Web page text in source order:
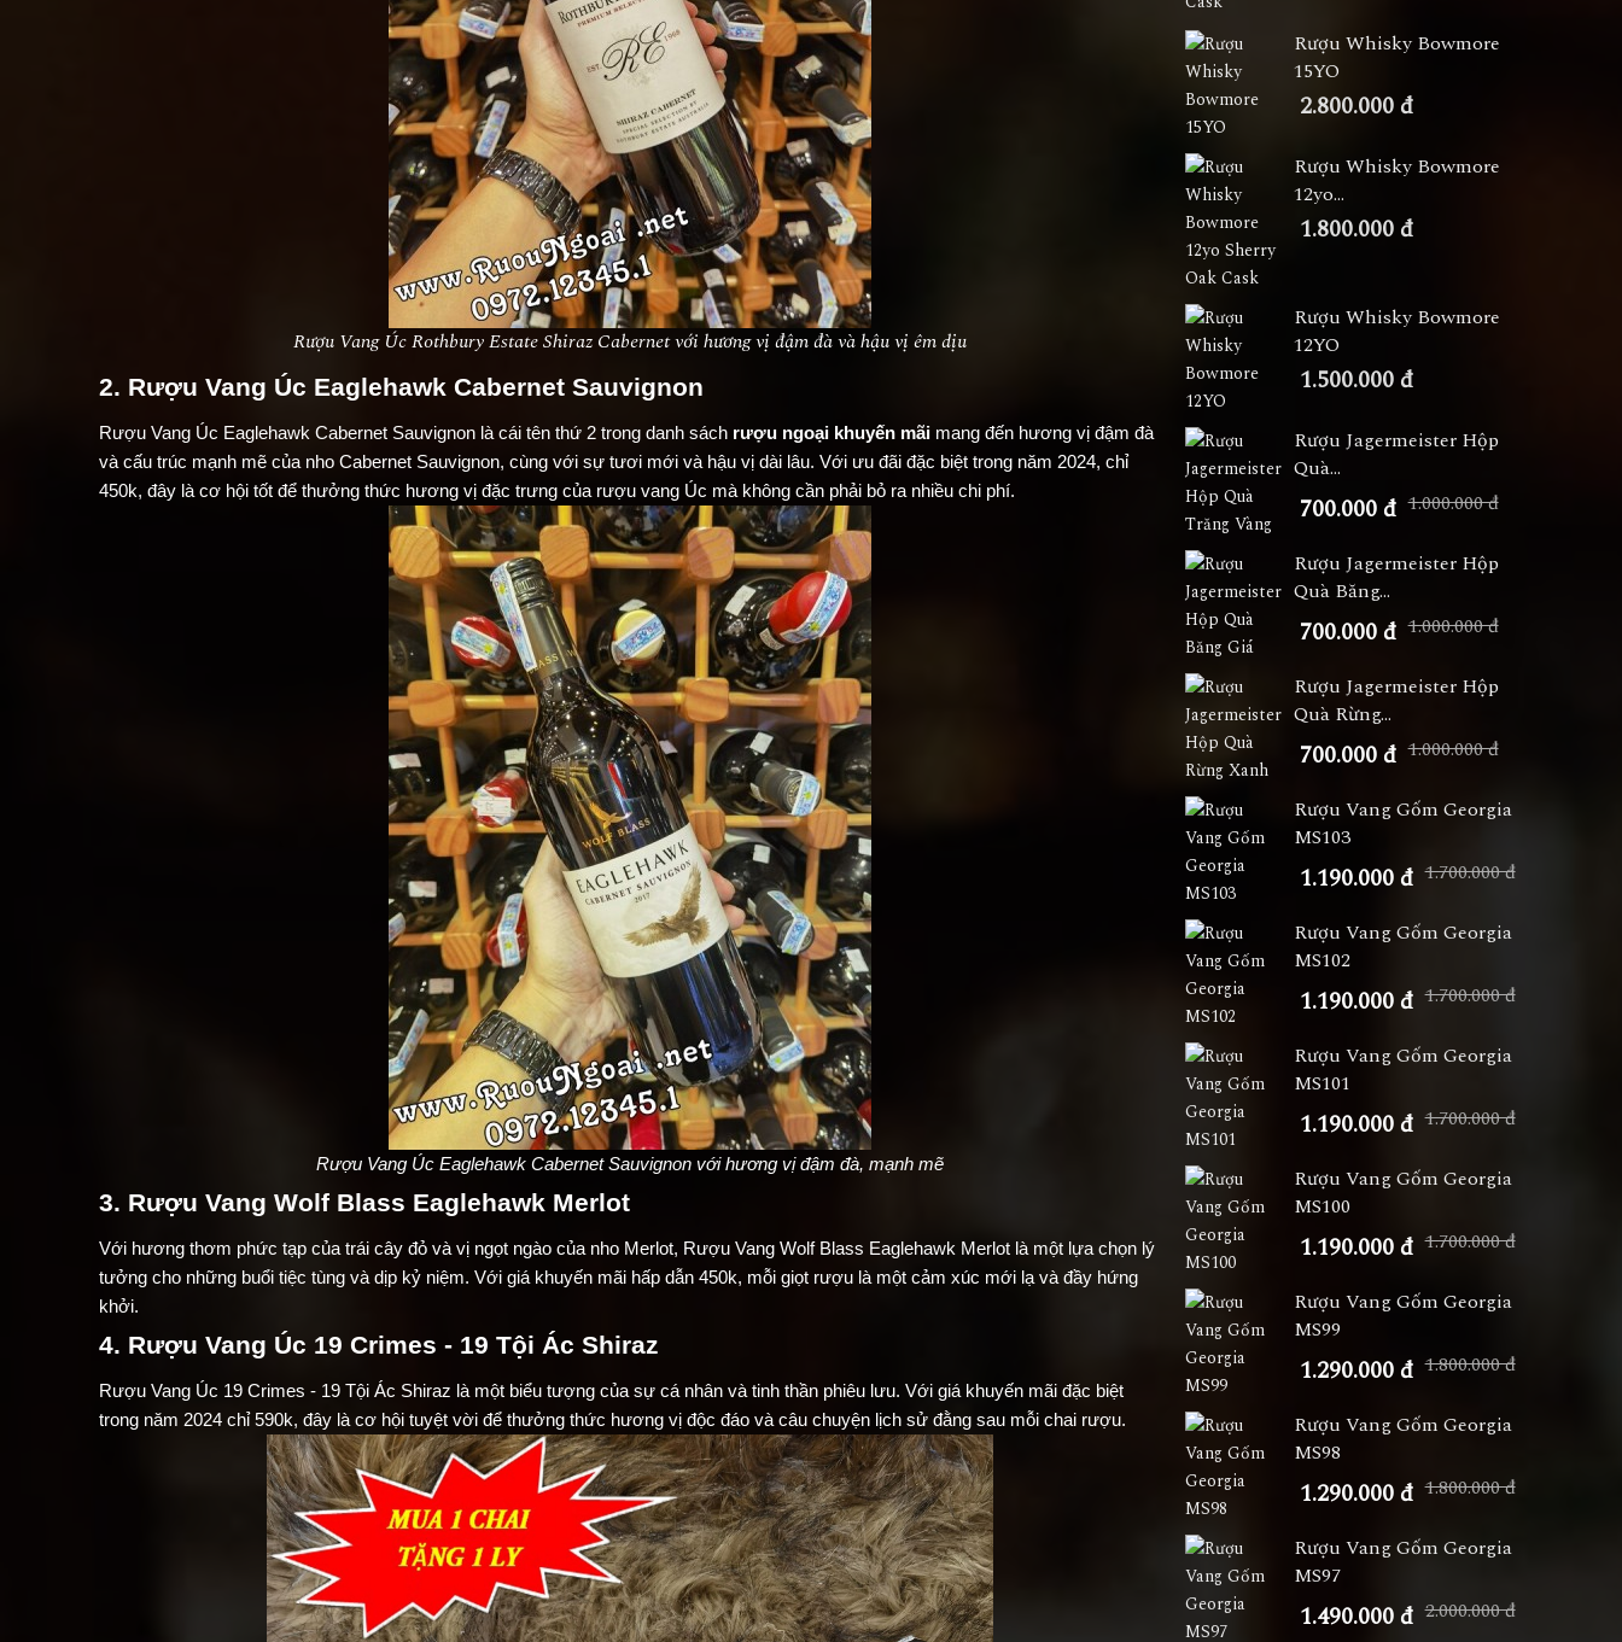
Rượu Vang Úc Rothbury Estate Shiraz Cabernet với hương vị đậm đà và hậu vị êm dịu
2. Rượu Vang Úc Eaglehawk Cabernet Sauvignon
Rượu Vang Úc Eaglehawk Cabernet Sauvignon là cái tên thứ 2 trong danh sách rượu ngoại khuyến mãi mang đến hương vị đậm đà
và cấu trúc mạnh mẽ của nho Cabernet Sauvignon, cùng với sự tươi mới và hậu vị dài lâu. Với ưu đãi đặc biệt trong năm 2024, chỉ
450k, đây là cơ hội tốt để thưởng thức hương vị đặc trưng của rượu vang Úc mà không cần phải bỏ ra nhiều chi phí.
Rượu Vang Úc Eaglehawk Cabernet Sauvignon với hương vị đậm đà, mạnh mẽ
3. Rượu Vang Wolf Blass Eaglehawk Merlot
Với hương thơm phức tạp của trái cây đỏ và vị ngọt ngào của nho Merlot, Rượu Vang Wolf Blass Eaglehawk Merlot là một lựa chọn lý
tưởng cho những buổi tiệc tùng và dịp kỷ niệm. Với giá khuyến mãi hấp dẫn 450k, mỗi giọt rượu là một cảm xúc mới lạ và đầy hứng
khởi.
4. Rượu Vang Úc 19 Crimes - 19 Tội Ác Shiraz
Rượu Vang Úc 19 Crimes - 19 Tội Ác Shiraz là một biểu tượng của sự cá nhân và tinh thần phiêu lưu. Với giá khuyến mãi đặc biệt
trong năm 2024 chỉ 590k, đây là cơ hội tuyệt vời để thưởng thức hương vị độc đáo và câu chuyện lịch sử đằng sau mỗi chai rượu.
Rượu Whisky Bowmore
15YO
2.800.000 đ
Rượu Whisky Bowmore
12yo...
1.800.000 đ
Rượu Whisky Bowmore
12YO
1.500.000 đ
Rượu Jagermeister Hộp
Quà...
700.000 đ 1.000.000 đ
Rượu Jagermeister Hộp
Quà Băng...
700.000 đ 1.000.000 đ
Rượu Jagermeister Hộp
Quà Rừng...
700.000 đ 1.000.000 đ
Rượu Vang Gốm Georgia
MS103
1.190.000 đ 1.700.000 đ
Rượu Vang Gốm Georgia
MS102
1.190.000 đ 1.700.000 đ
Rượu Vang Gốm Georgia
MS101
1.190.000 đ 1.700.000 đ
Rượu Vang Gốm Georgia
MS100
1.190.000 đ 1.700.000 đ
Rượu Vang Gốm Georgia
MS99
1.290.000 đ 1.800.000 đ
Rượu Vang Gốm Georgia
MS98
1.290.000 đ 1.800.000 đ
Rượu Vang Gốm Georgia
MS97
1.490.000 đ 2.000.000 đ